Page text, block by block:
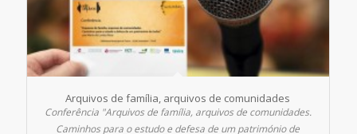
Arquivos de família, arquivos de comunidades
Conferência "Arquivos de família, arquivos de comunidades.
Caminhos para o estudo e defesa de um património de